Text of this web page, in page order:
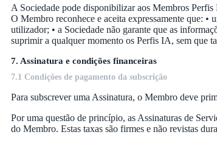
A Sociedade pode disponibilizar aos Membros
O Membro reconhece e aceita expressamente que:
utilizador; • a Sociedade não garante que as
suprimir a qualquer momento os Perfis IA, sem que
7. Assinatura e condições financeiras
7.1 Condições de pagamento da subscrição
Para subscrever uma Assinatura, o Membro deve
Por uma questão de princípio, as Assinaturas de
do Membro. Estas taxas são firmes e não revistas